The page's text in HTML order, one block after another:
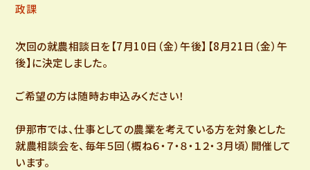
政課
次回の就農相談日を【7月10日（金）午後】【8月21日（金）午
後】に決定しました。
ご希望の方は随時お申込みください！
伊那市では、仕事としての農業を考えている方を対象とした
就農相談会を、毎年５回（概ね６・７・８・１２・３月頃）開催して
います。